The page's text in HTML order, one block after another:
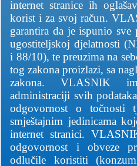
internet stranice ih
korist i za svoj račun.
garantira da je ispunio sve
ugostiteljskoj djelatnosti
i 88/10), te preuzima na
tog zakona proizlazi, sa
zakona. VLASNIK
administraciji svih
odgovornost o točnosti
smještajnim jedinicama
internet stranici.
odgovornost i obveze
odlučile koristiti